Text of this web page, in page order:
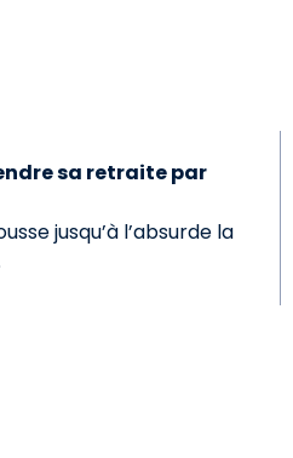
sa retraite par
jusqu’à l’absurde la